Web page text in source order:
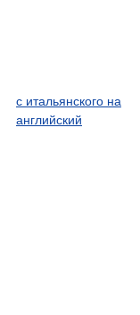
с итальянского на
английский